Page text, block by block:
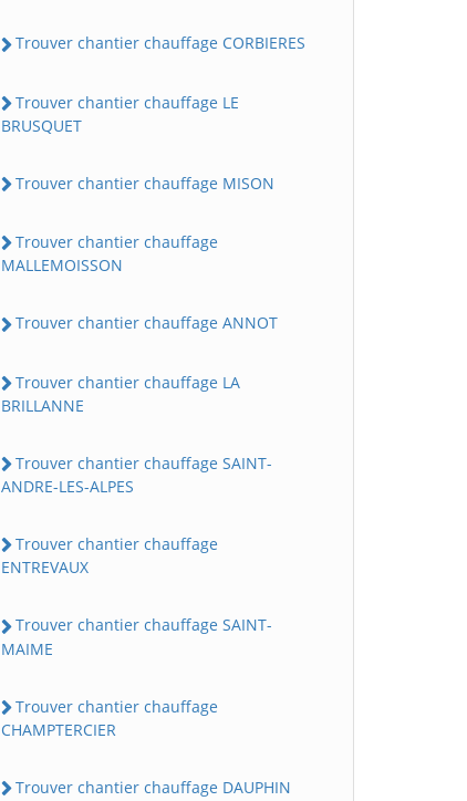
Trouver chantier chauffage CORBIERES
Trouver chantier chauffage LE
BRUSQUET
Trouver chantier chauffage MISON
Trouver chantier chauffage
MALLEMOISSON
Trouver chantier chauffage ANNOT
Trouver chantier chauffage LA
BRILLANNE
Trouver chantier chauffage SAINT-
ANDRE-LES-ALPES
Trouver chantier chauffage
ENTREVAUX
Trouver chantier chauffage SAINT-
MAIME
Trouver chantier chauffage
CHAMPTERCIER
Trouver chantier chauffage DAUPHIN